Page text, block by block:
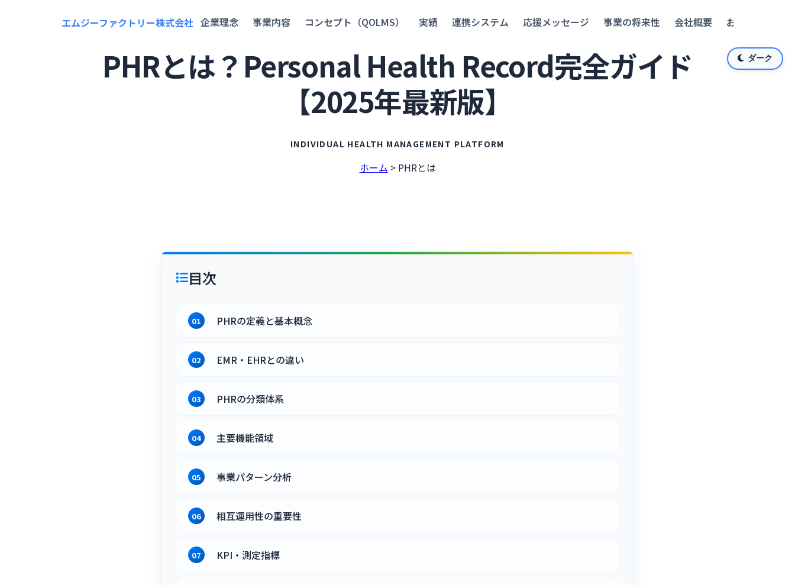
エムジーファクトリー株式会社 企業理念 事業内容 コンセプト（QOLMS） 実績 連携システム 応援メッセージ 事業の将来性 会社概要 お問い合わせ
PHRとは？Personal Health Record完全ガイド
【2025年最新版】
INDIVIDUAL HEALTH MANAGEMENT PLATFORM
ホーム > PHRとは
目次
PHRの定義と基本概念
EMR・EHRとの違い
PHRの分類体系
主要機能領域
事業パターン分析
相互運用性の重要性
KPI・測定指標
ダーク